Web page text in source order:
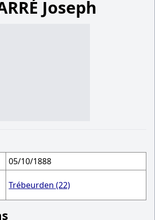
Joseph
05/10/1888
Trébeurden (22)